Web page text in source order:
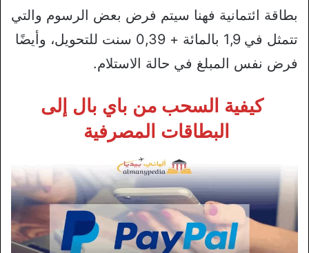
بطاقة ائتمانية فهنا سيتم فرض بعض الرسوم والتي
تتمثل في 1,9 بالمائة + 0,39 سنت للتحويل، وأيضًا
فرض نفس المبلغ في حالة الاستلام.
كيفية السحب من باي بال إلى
البطاقات المصرفية